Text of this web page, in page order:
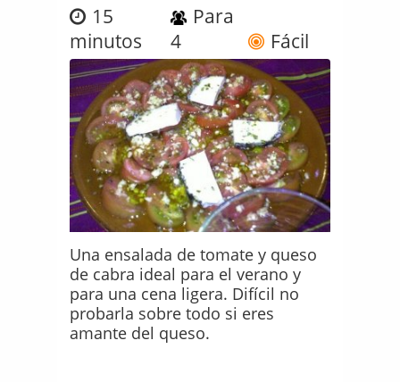
15
minutos
Para
4
Fácil
Una ensalada de tomate y queso
de cabra ideal para el verano y
para una cena ligera. Difícil no
probarla sobre todo si eres
amante del queso.